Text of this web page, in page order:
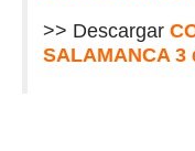
>> Descargar
SALAMANCA